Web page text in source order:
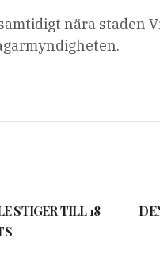
nära staden
STIGER TILL 18